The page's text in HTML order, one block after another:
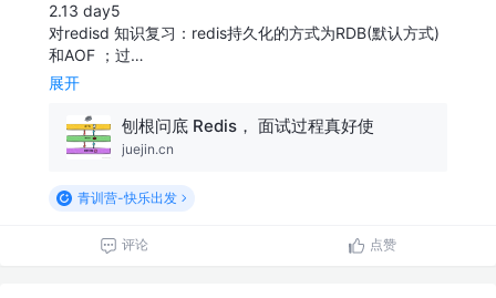
2.13 day5
对redisd 知识复习：redis持久化的方式为RDB(默认方式)
和AOF ；过…
展开
刨根问底 Redis， 面试过程真好使
juejin.cn
青训营-快乐出发
评论 点赞